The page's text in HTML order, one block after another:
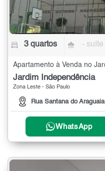
3 quartos - suíte
Jardim Independência
Zona Leste - São Paulo
Rua Santana do Araguaia
WhatsApp